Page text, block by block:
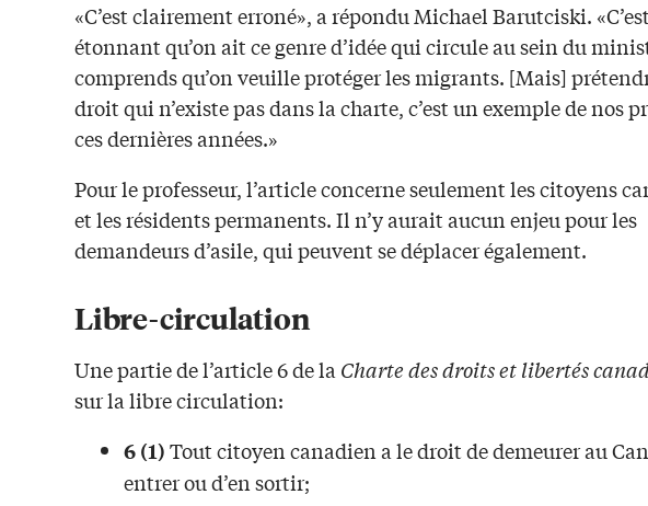
«C’est clairement erroné», a répondu Michael Barutciski.
étonnant qu’on ait ce genre d’idée qui circule au sein du
comprends qu’on veuille protéger les migrants. [Mais]
droit qui n’existe pas dans la charte, c’est un exemple de nos
ces dernières années.»
Pour le professeur, l’article concerne seulement les citoyens
et les résidents permanents. Il n’y aurait aucun enjeu pour les
demandeurs d’asile, qui peuvent se déplacer également.
Libre-circulation
Une partie de l’article 6 de laCharte des droits et libertés
sur la libre circulation:
6 (1) Tout citoyen canadien a le droit de demeurer au
entrer ou d’en sortir;